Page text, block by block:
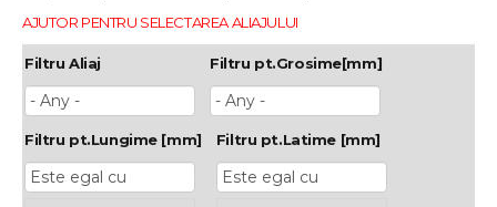
AJUTOR PENTRU SELECTAREA ALIAJULUI
Filtru Aliaj Filtru pt.Grosime[mm]
Filtru pt.Lungime [mm] Filtru pt.Latime [mm]